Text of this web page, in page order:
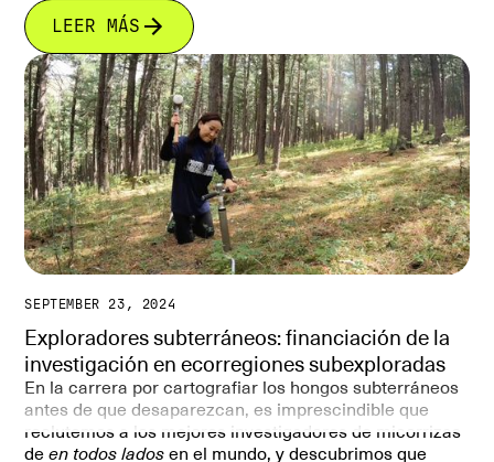
LEER MÁS
SEPTEMBER 23, 2024
Exploradores subterráneos: financiación de la
investigación en ecorregiones subexploradas
En la carrera por cartografiar los hongos subterráneos
antes de que desaparezcan, es imprescindible que
reclutemos a los mejores investigadores de micorrizas
deen todos lados en el mundo, y descubrimos que